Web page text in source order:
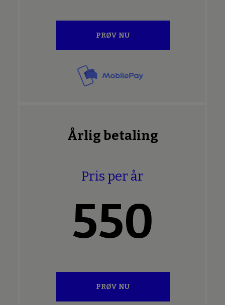
PRØV NU
Årlig betaling
Pris per år
550
PRØV NU